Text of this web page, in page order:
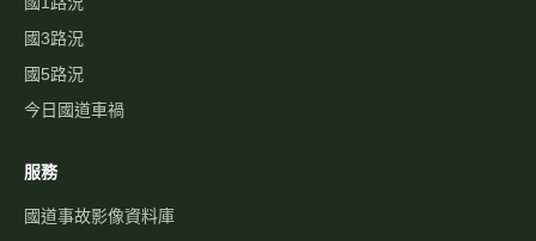
國3路況
國5路況
今日國道車禍
服務
國道事故影像資料庫